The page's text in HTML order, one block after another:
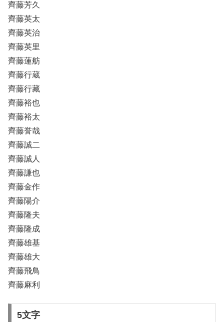
齊藤芳久
齊藤英太
齊藤英治
齊藤英里
齊藤蓮舫
齊藤行蔵
齊藤行藏
齊藤裕也
齊藤裕太
齊藤誉哉
齊藤誠二
齊藤誠人
齊藤謙也
齊藤金作
齊藤陽介
齊藤隆夫
齊藤隆成
齊藤雄基
齊藤雄大
齊藤飛鳥
齊藤麻利
5文字